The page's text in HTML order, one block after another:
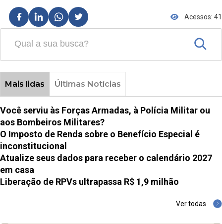
Acessos: 41
Mais lidas Últimas Notícias
Você serviu às Forças Armadas, à Polícia Militar ou
aos Bombeiros Militares?
O Imposto de Renda sobre o Benefício Especial é
inconstitucional
Atualize seus dados para receber o calendário 2027
em casa
Liberação de RPVs ultrapassa R$ 1,9 milhão
Ver todas